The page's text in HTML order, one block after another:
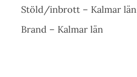
Stöld/inbrott – Kalmar län
Brand – Kalmar län